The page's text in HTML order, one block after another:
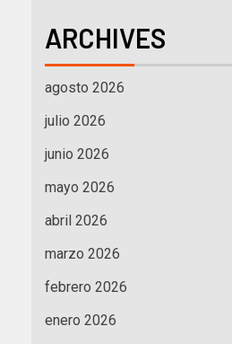
ARCHIVES
agosto 2026
julio 2026
junio 2026
mayo 2026
abril 2026
marzo 2026
febrero 2026
enero 2026